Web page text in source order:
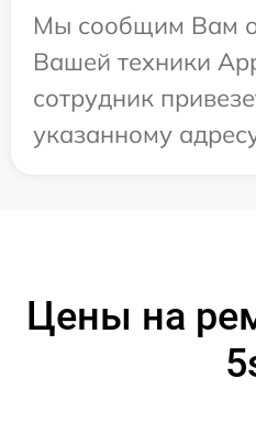
Мы сообщим Вам о
Вашей техники
сотрудник
указанному
Цены на